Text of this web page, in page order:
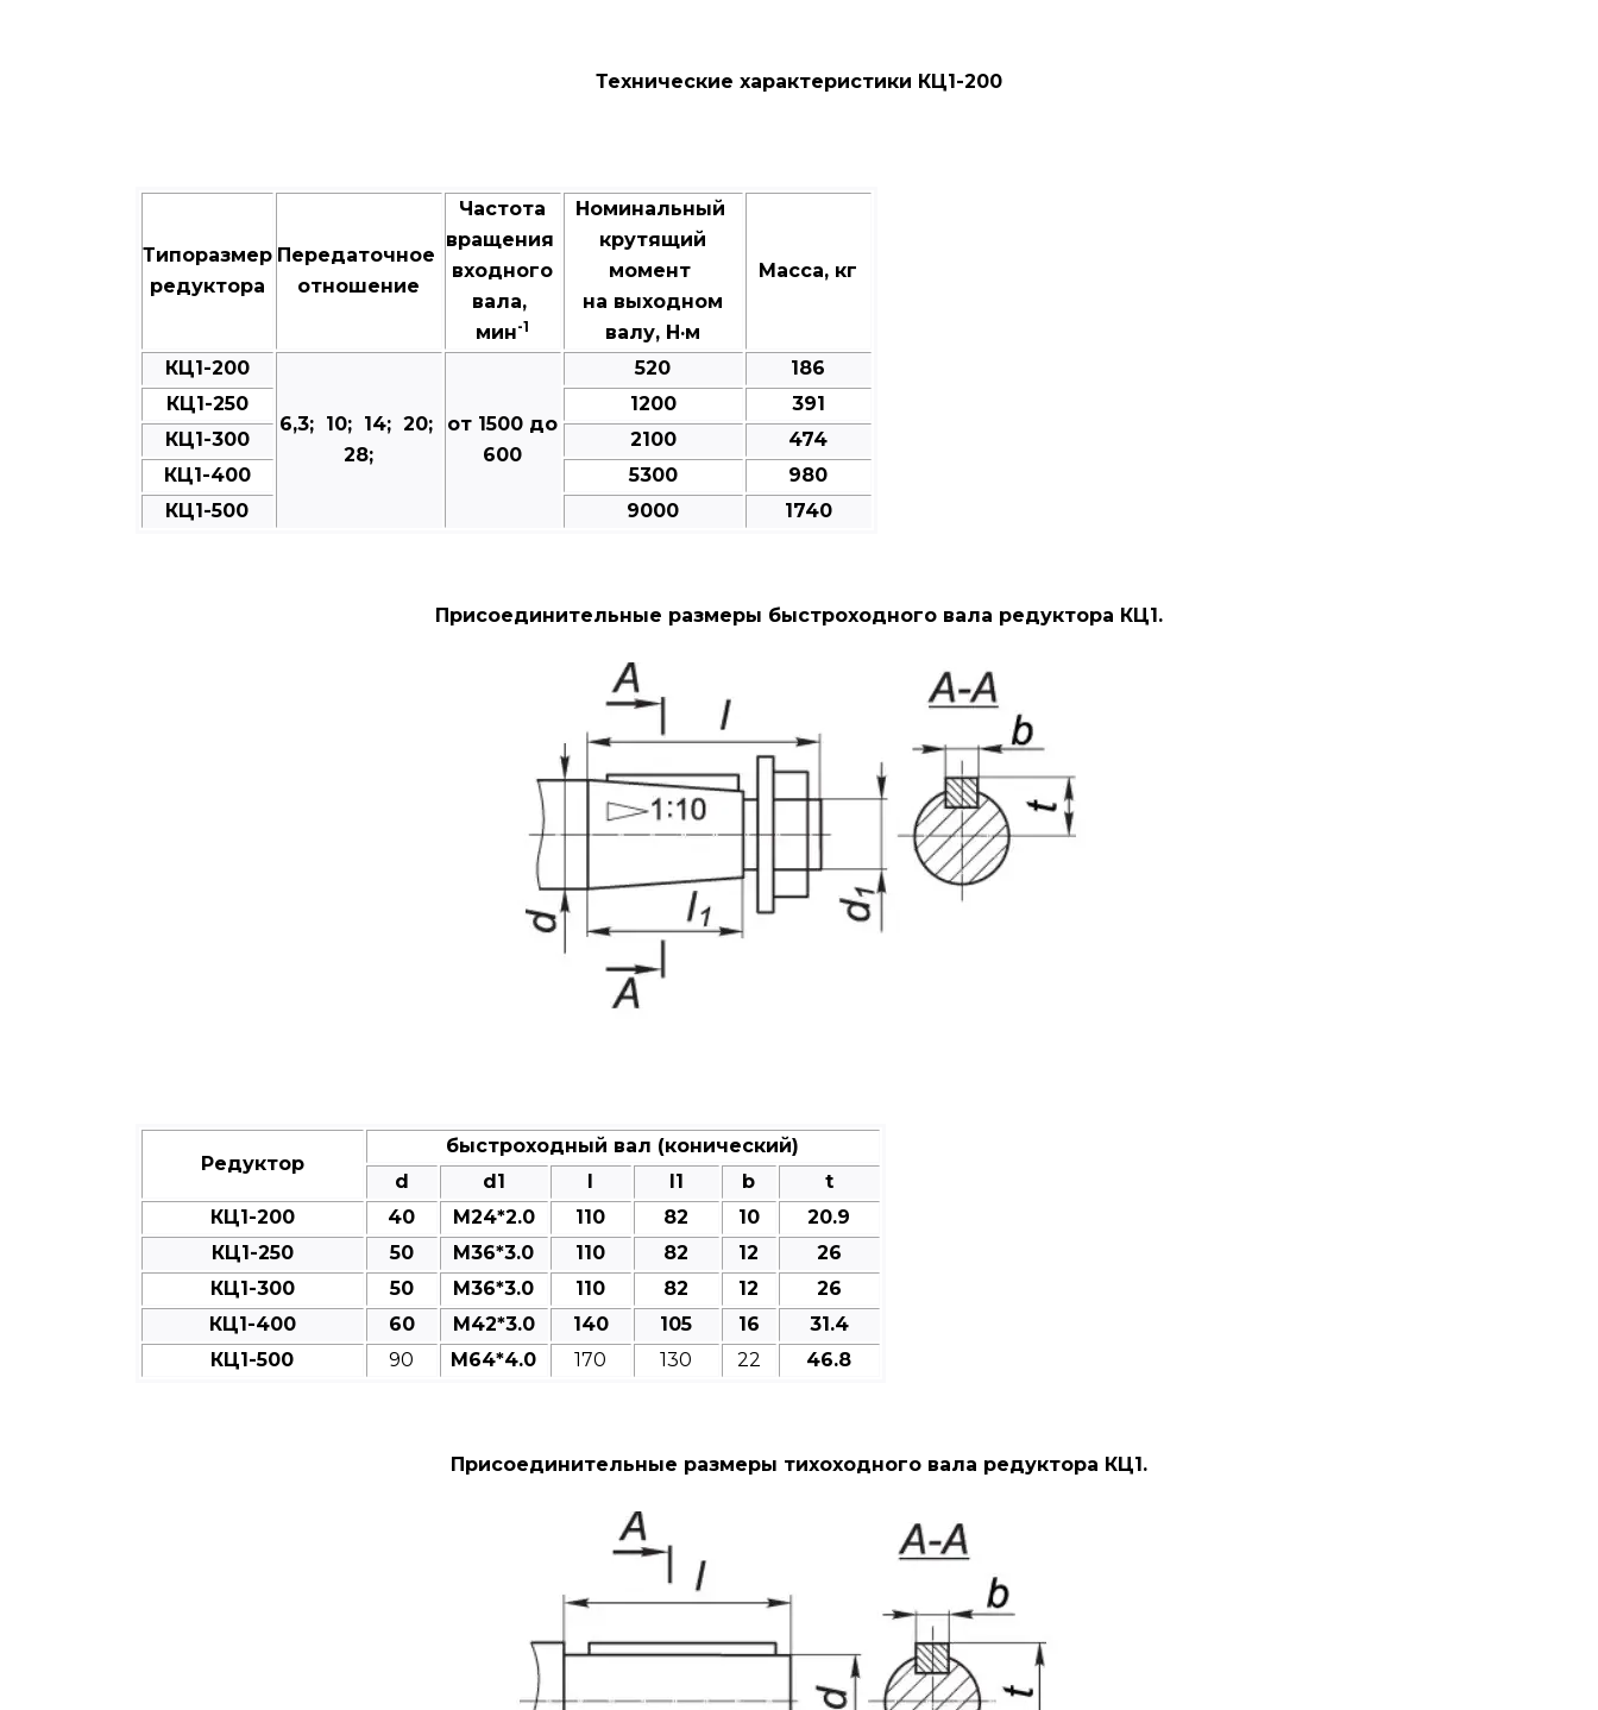
Технические характеристики КЦ1-200
Типоразмер
редуктора
Передаточное
отношение
Частота
вращения
входного
вала,
мин-1
Номинальный
крутящий
момент
на выходном
валу, Н·м
Масса, кг
КЦ1-200
6,3; 10; 14; 20;
28;
от 1500 до
600
520
186
КЦ1-250
1200
391
КЦ1-300
2100
474
КЦ1-400
5300
980
КЦ1-500
9000 1740
Присоединительные размеры быстроходного вала редуктора КЦ1.
Редуктор
быстроходный вал (конический)
d
d1 l l1 b
t
КЦ1-200
40 M24*2.0 110 82 10
20.9
КЦ1-250
50 M36*3.0 110 82 12
26
КЦ1-300
50 M36*3.0 110 82 12
26
КЦ1-400
60 M42*3.0 140 105 16
31.4
КЦ1-500
90 M64*4.0 170 130 22 46.8
Присоединительные размеры тихоходного вала редуктора КЦ1.